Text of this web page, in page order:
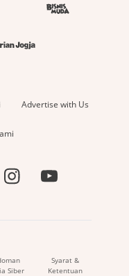
Advertise with Us
Siber
Syarat &
Ketentuan